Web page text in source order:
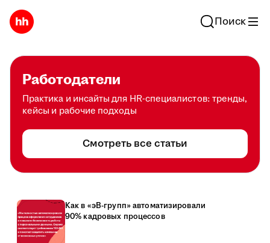
Поиск
Работодатели
Практика и инсайты для HR-специалистов: тренды,
кейсы и рабочие подходы
Смотреть все статьи
Как в «эВ-групп» автоматизировали
90% кадровых процессов